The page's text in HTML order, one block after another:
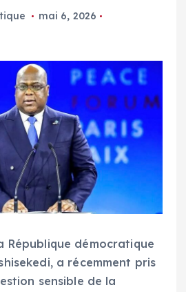
mai 6, 2026
République démocratique
a récemment pris
sensible de la